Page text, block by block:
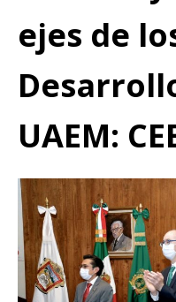
ejes de
UAEM: